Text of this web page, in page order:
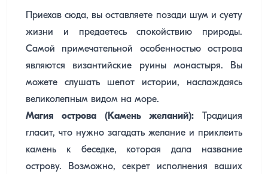
Приехав сюда, вы оставляете позади шум и суету
жизни и предаетесь спокойствию природы.
Самой примечательной особенностью острова
являются византийские руины монастыря. Вы
можете слушать шепот истории, наслаждаясь
великолепным видом на море.
Магия острова (Камень желаний):Традиция
гласит, что нужно загадать желание и приклеить
камень к беседке, которая дала название
острову. Возможно, секрет исполнения ваших